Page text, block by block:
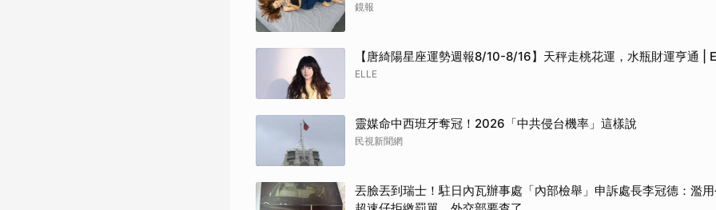
鏡報
【唐綺陽星座運勢週報8/10-8/16】天秤走桃花運，水瓶財運亨通 |
ELLE
靈媒命中西班牙奪冠！2026「中共侵台機率」這樣說
民視新聞網
丟臉丟到瑞士！駐日內瓦辦事處「內部檢舉」申訴處長李冠德：濫